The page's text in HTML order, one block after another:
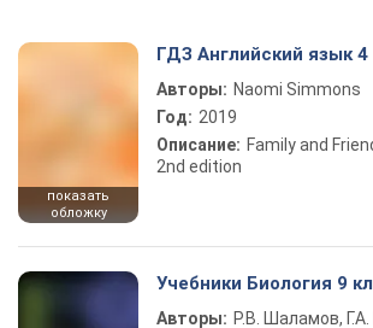
показать
обложку
ГДЗ Английский язык 4
Авторы: Naomi Simmons
Год: 2019
Описание: Family and
2nd edition
Учебники Биология 9
Авторы: Р.В. Шаламов, Г.А.